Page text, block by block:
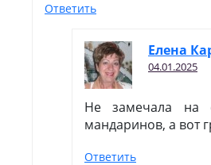
Ответить
Елена
04.01.2025
Не замечала на
мандаринов, а вот
Ответить